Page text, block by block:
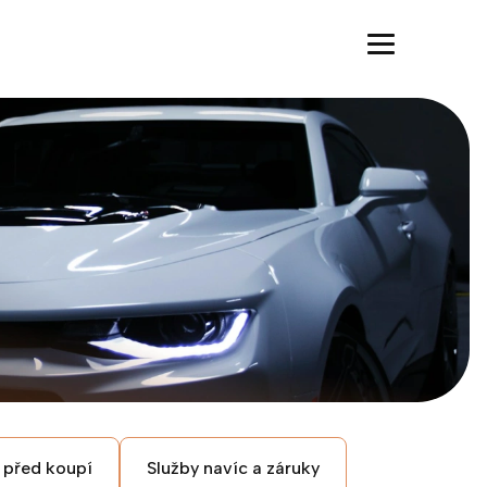
koupí Služby navíc a záruky